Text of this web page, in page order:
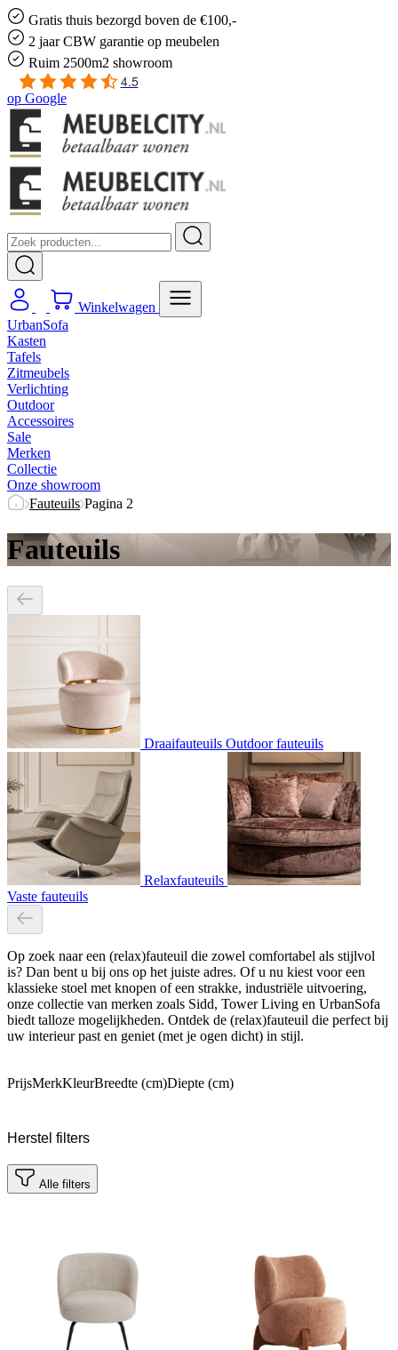
Gratis thuis bezorgd boven de €100,-
2 jaar CBW garantie op meubelen
Ruim 2500m2 showroom
4.5
op Google
Winkelwagen
UrbanSofa
Kasten
Tafels
Zitmeubels
Verlichting
Outdoor
Accessoires
Sale
Merken
Collectie
Onze showroom
Fauteuils Pagina 2
Fauteuils
Draaifauteuils Outdoor fauteuils
Relaxfauteuils
Vaste fauteuils
Op zoek naar een (relax)fauteuil die zowel comfortabel als stijlvol
is? Dan bent u bij ons op het juiste adres. Of u nu kiest voor een
klassieke stoel met knopen of een strakke, industriële uitvoering,
onze collectie van merken zoals Sidd, Tower Living en UrbanSofa
biedt talloze mogelijkheden. Ontdek de (relax)fauteuil die perfect bij
uw interieur past en geniet (met je ogen dicht) in stijl.
PrijsMerkKleurBreedte (cm)Diepte (cm)
Herstel filters
Alle filters